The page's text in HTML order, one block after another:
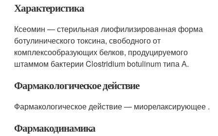
Характеристика
Ксеомин — стерильная лиофилизированная форма
ботулинического токсина, свободного от
комплексообразующих белков, продуцируемого
штаммом бактерии Clostridium botulinum типа А.
Фармакологическое действие
Фармакологическое действие — миорелаксирующее .
Фармакодинамика